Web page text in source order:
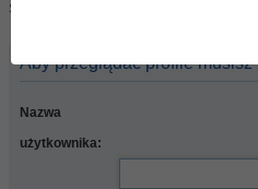
Skocz do:
Aby przeglądać profile
Nazwa
użytkownika: